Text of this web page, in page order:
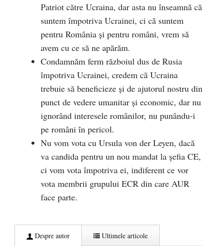
Patriot către Ucraina, dar asta nu înseamnă că
suntem împotriva Ucrainei, ci că suntem
pentru România și pentru români, vrem să
avem cu ce să ne apărăm.
Condamnăm ferm războiul dus de Rusia
împotriva Ucrainei, credem că Ucraina
trebuie să beneficieze și de ajutorul nostru din
punct de vedere umanitar și economic, dar nu
ignorând interesele românilor, nu punându-i
pe români în pericol.
Nu vom vota cu Ursula von der Leyen, dacă
va candida pentru un nou mandat la șefia CE,
ci vom vota împotriva ei, indiferent ce vor
vota membrii grupului ECR din care AUR
face parte.
Despre autor Ultimele articole